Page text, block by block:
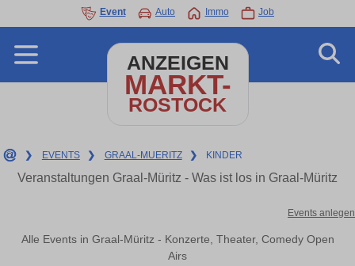
Event Auto Immo Job
ANZEIGEN
MARKT-
ROSTOCK
❯ EVENTS ❯ GRAAL-MUERITZ ❯ KINDER
Veranstaltungen Graal-Müritz - Was ist los in Graal-Müritz
Events anlegen
Alle Events in Graal-Müritz - Konzerte, Theater, Comedy Open
Airs